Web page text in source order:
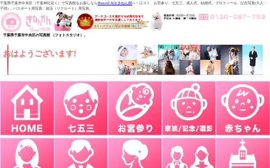
千葉県千葉市中央区（千葉神社近く）で写真館をお探しならPhotoSTAGEきねん館へ！口コミ、お宮参り、七五三、成人式、結婚式、プロフィール、記念写真(大人・
子供) 、パスポート用写真、就活（リクルート）用写真。
千葉県千葉市中央区の写真館 （フォトスタジオ）。
おはようございます!